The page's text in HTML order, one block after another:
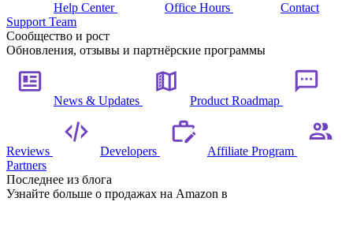
Help Center Office Hours
Contact
Support Team
Сообщество и рост
Обновления, отзывы и партнёрские программы
News & Updates Product Roadmap
Reviews Developers
Affiliate Program
Partners
Последнее из блога
Узнайте больше о продажах на Amazon в